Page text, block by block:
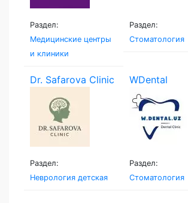
Раздел:
Медицинские центры
и клиники
Раздел:
Стоматология
Dr. Safarova Clinic
Раздел:
Неврология детская
WDental
Раздел:
Стоматология